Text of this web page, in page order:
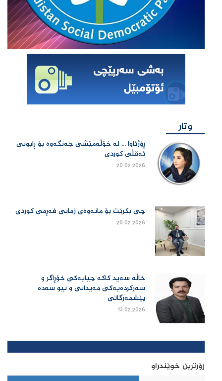
وتار
ڕۆژئاوا ... لە خۆڵەمێشی جەنگەوە بۆ ڕابونی
ئەقڵی کوردی
20.02.2026
چی بكرێت بۆ مانەوەی زمانی فەڕمی كوردی
20.02.2026
خاڵە سەید کاکە چیایەکی خۆڕاگر و
سەرکردەیەکی مەیدانی و نیو سەدە
پێشمەرگاتی
13.02.2026
زۆرترین خوێندراو